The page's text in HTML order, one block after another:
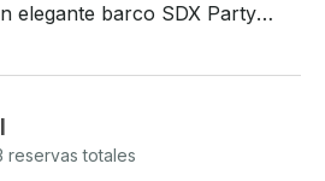
elegante barco SDX Party
para celebraciones o
esté buscando una
agua en Miami, este chárter
pintorescas vías fluviales de
reservas totales